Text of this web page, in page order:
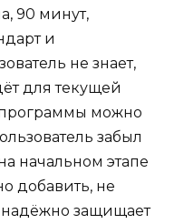
90 минут,
и
не знает,
для текущей
программы можно
забыл
начальном этапе
добавить, не
защищает